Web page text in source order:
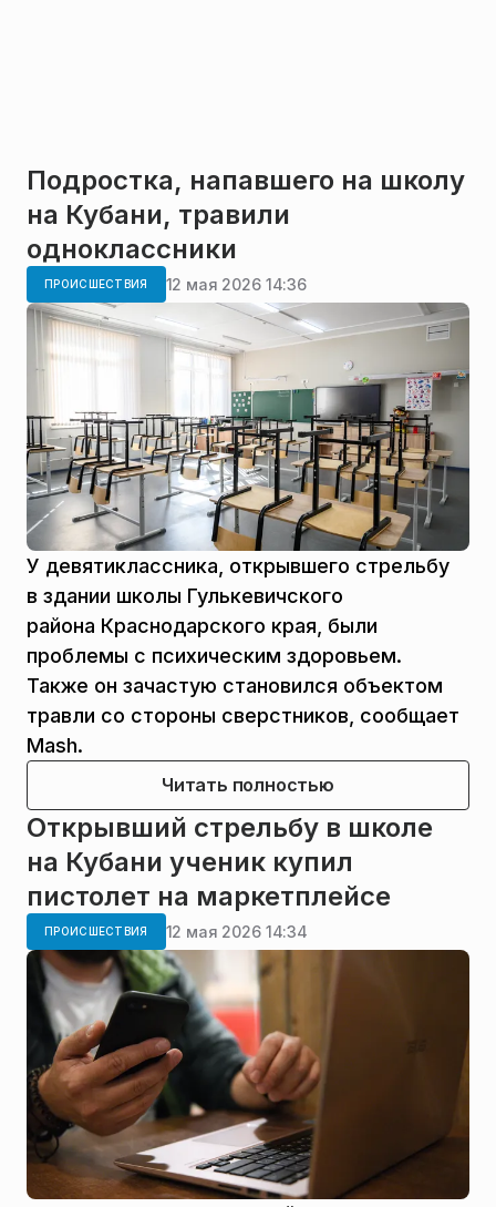
Подростка, напавшего на школу
на Кубани, травили
одноклассники
ПРОИСШЕСТВИЯ 12 мая 2026 14:36
У девятиклассника, открывшего стрельбу
в здании школы Гулькевичского
района Краснодарского края, были
проблемы с психическим здоровьем.
Также он зачастую становился объектом
травли со стороны сверстников, сообщает
Mash.
Читать полностью
Открывший стрельбу в школе
на Кубани ученик купил
пистолет на маркетплейсе
ПРОИСШЕСТВИЯ 12 мая 2026 14:34